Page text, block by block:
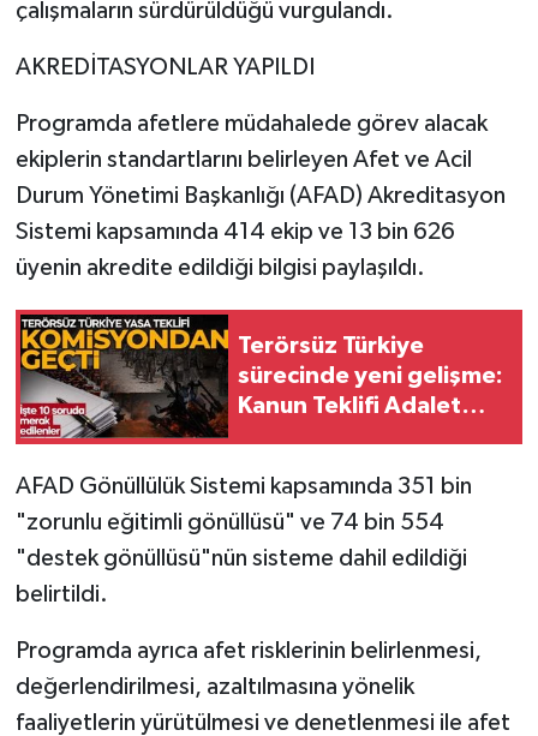
çalışmaların sürdürüldüğü vurgulandı.
AKREDİTASYONLAR YAPILDI
Programda afetlere müdahalede görev alacak
ekiplerin standartlarını belirleyen Afet ve Acil
Durum Yönetimi Başkanlığı (AFAD) Akreditasyon
Sistemi kapsamında 414 ekip ve 13 bin 626
üyenin akredite edildiği bilgisi paylaşıldı.
Terörsüz Türkiye
sürecinde yeni gelişme:
Kanun Teklifi Adalet
AFAD Gönüllülük Sistemi kapsamında 351 bin
"zorunlu eğitimli gönüllüsü" ve 74 bin 554
"destek gönüllüsü"nün sisteme dahil edildiği
belirtildi.
Programda ayrıca afet risklerinin belirlenmesi,
değerlendirilmesi, azaltılmasına yönelik
faaliyetlerin yürütülmesi ve denetlenmesi ile afet